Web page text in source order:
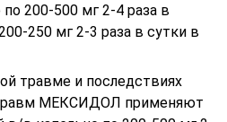
200-500 мг 2-4 раза в
250 мг 2-3 раза в сутки в
травме и последствиях
МЕКСИДОЛ применяют